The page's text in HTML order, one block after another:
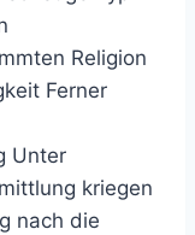
Religion
Ferner
Unter
kriegen
nach die